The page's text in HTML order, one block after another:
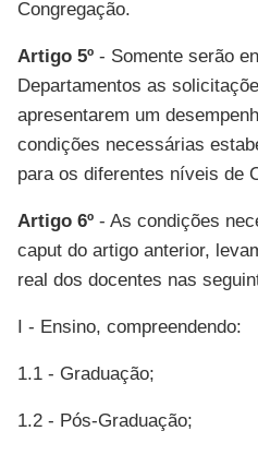
Congregação.
Artigo 5º - Somente serão
Departamentos as
apresentarem um
condições necessárias
para os diferentes níveis de
Artigo 6º - As condições
caput do artigo anterior,
real dos docentes nas
I - Ensino, compreendendo:
1.1 - Graduação;
1.2 - Pós-Graduação;